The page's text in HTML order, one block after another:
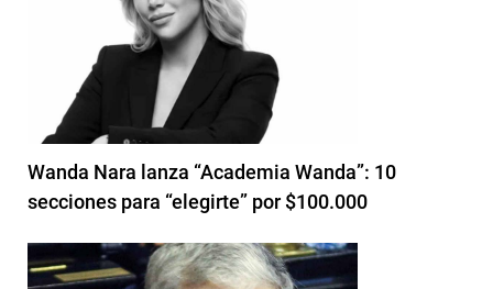
Wanda Nara lanza “Academia Wanda”: 10
secciones para “elegirte” por $100.000